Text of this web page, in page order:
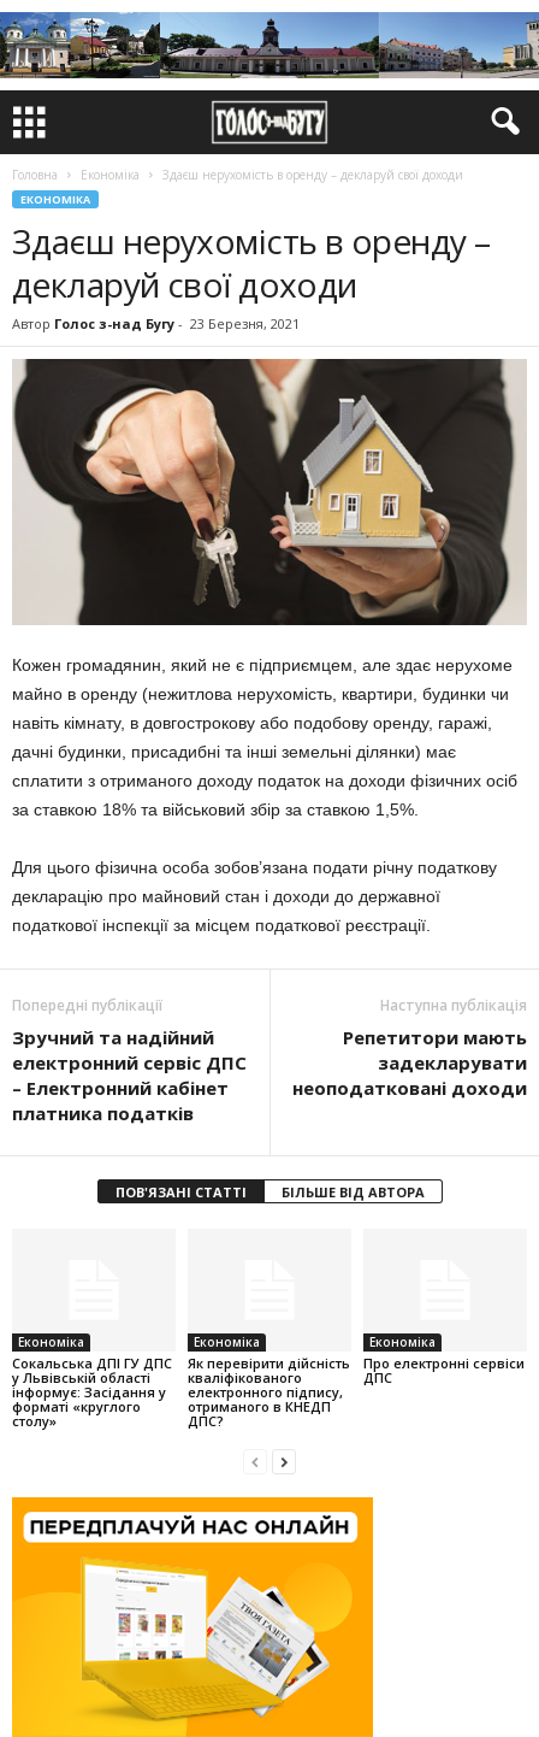
Головна Економіка Здаєш нерухомість в оренду – декларуй свої доходи
ЕКОНОМІКА
Здаєш нерухомість в оренду –
декларуй свої доходи
Автор Голос з-над Бугу - 23 Березня, 2021
Кожен громадянин, який не є підприємцем, але здає нерухоме
майно в оренду (нежитлова нерухомість, квартири, будинки чи
навіть кімнату, в довгострокову або подобову оренду, гаражі,
дачні будинки, присадибні та інші земельні ділянки) має
сплатити з отриманого доходу податок на доходи фізичних осіб
за ставкою 18% та військовий збір за ставкою 1,5%.
Для цього фізична особа зобов’язана подати річну податкову
декларацію про майновий стан і доходи до державної
податкової інспекції за місцем податкової реєстрації.
Попередні публікації
Зручний та надійний
електронний сервіс ДПС
– Електронний кабінет
платника податків
Наступна публікація
Репетитори мають
задекларувати
неоподатковані доходи
ПОВ'ЯЗАНІ СТАТТІ БІЛЬШЕ ВІД АВТОРА
Економіка
Cокальська ДПІ ГУ ДПС
у Львівській області
інформує: Засідання у
форматі «круглого
столу»
Економіка
Як перевірити дійсність
кваліфікованого
електронного підпису,
отриманого в КНЕДП
ДПС?
Економіка
Про електронні сервіси
ДПС